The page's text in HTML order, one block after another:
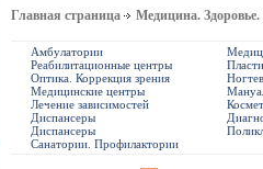
Главная страница Медицина. Здоровье.
Амбулатории
Реабилитационные центры
Оптика. Коррекция зрения
Медицинские центры
Лечение зависимостей
Диспансеры
Диспансеры
Санатории. Профилактории